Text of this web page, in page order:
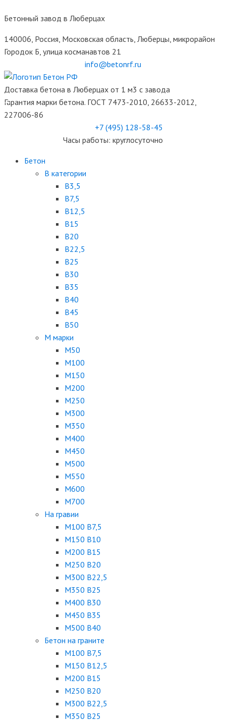
Бетонный завод в Люберцах
140006, Россия, Московская область, Люберцы, микрорайон
Городок Б, улица косманавтов 21
info@betonrf.ru
Доставка бетона в Люберцах от 1 м3 с завода
Гарантия марки бетона. ГОСТ 7473-2010, 26633-2012,
227006-86
+7 (495) 128-58-45
Часы работы: круглосуточно
Бетон
B категории
B3,5
B7,5
B12,5
B15
B20
B22,5
B25
B30
B35
B40
B45
B50
М марки
М50
М100
М150
М200
М250
М300
М350
М400
М450
М500
М550
М600
М700
На гравии
М100 B7,5
М150 B10
М200 B15
М250 B20
М300 B22,5
М350 B25
М400 B30
М450 B35
М500 B40
Бетон на граните
М100 B7,5
М150 B12,5
М200 B15
М250 B20
М300 B22,5
М350 B25